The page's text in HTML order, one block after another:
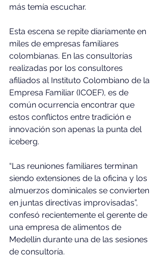
más temía escuchar.
Esta escena se repite diariamente en
miles de empresas familiares
colombianas. En las consultorías
realizadas por los consultores
afiliados al Instituto Colombiano de la
Empresa Familiar (ICOEF), es de
común ocurrencia encontrar que
estos conflictos entre tradición e
innovación son apenas la punta del
iceberg.
“Las reuniones familiares terminan
siendo extensiones de la oficina y los
almuerzos dominicales se convierten
en juntas directivas improvisadas”,
confesó recientemente el gerente de
una empresa de alimentos de
Medellín durante una de las sesiones
de consultoría.